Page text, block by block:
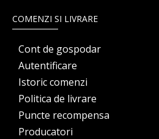
COMENZI SI LIVRARE
Cont de gospodar
Autentificare
Istoric comenzi
Politica de livrare
Puncte recompensa
Producatori